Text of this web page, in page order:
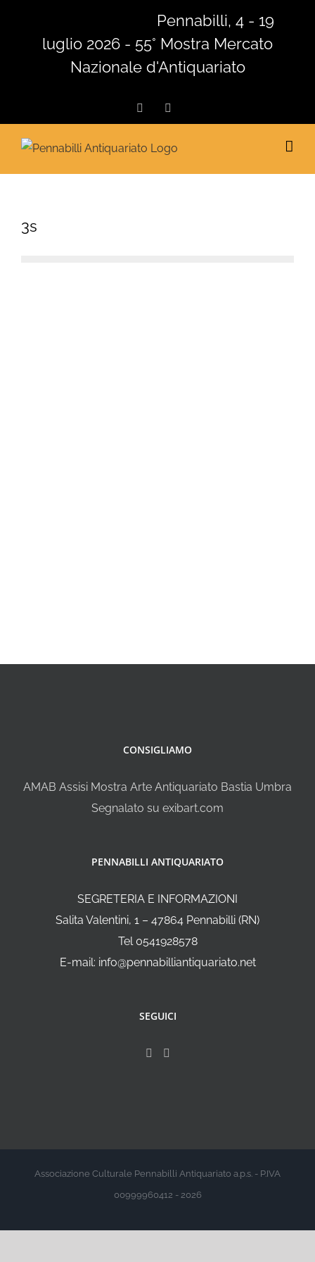
contenuto
Pennabilli, 4 - 19
luglio 2026 - 55° Mostra Mercato
Nazionale d'Antiquariato
Facebook
3s
CONSIGLIAMO
AMAB Assisi Mostra Arte Antiquariato Bastia Umbra
Segnalato su exibart.com
PENNABILLI ANTIQUARIATO
SEGRETERIA E INFORMAZIONI
Salita Valentini, 1 – 47864 Pennabilli (RN)
Tel 0541928578
E-mail: info@pennabilliantiquariato.net
SEGUICI
Associazione Culturale Pennabilli Antiquariato a.p.s. - P.IVA
00999960412 - 2026